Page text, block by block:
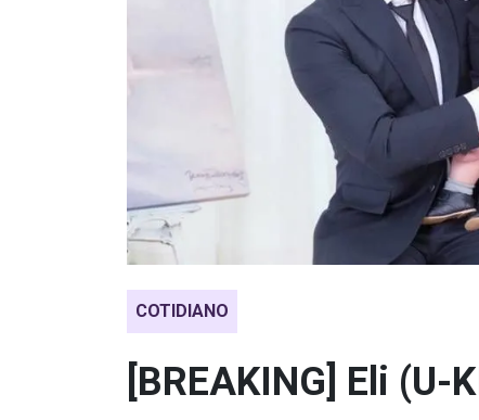
COTIDIANO
[BREAKING] Eli